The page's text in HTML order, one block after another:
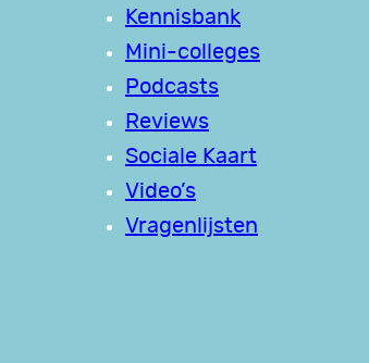
Kennisbank
Mini-colleges
Podcasts
Reviews
Sociale Kaart
Video’s
Vragenlijsten